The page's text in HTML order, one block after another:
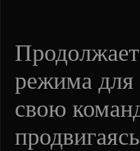
режима для
свою